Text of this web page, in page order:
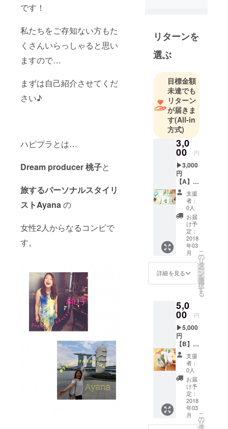
です！
私たちをご存知ない方もた
くさんいらっしゃると思い
ますので…
まずは自己紹介させてくだ
さい♪
ハピプラとは…
Dream producer 桃子と
旅するパーソナルスタイリ
ストAyanaの
女性2人からなるコンビで
す。
リターンを
選ぶ
目標金額
未達でも
リターン
が届きま
す(All-in
方式)
3,0
00 円
▶︎3,000
円
【A】ハ
ピプラ
旅オリ
ジナル
ポスト
カード
（1枚）
＋
ハピプ
ラ旅オ
リジナ
ルス
テッ
カー ハ
旅で私
たちが
撮影し
た写真
と ハピ
プラマ
インド
をポス
トカー
ドに納
めて貴
方へ届
けます
※発送方
法：ス
マート
支援
者：
0人
お届
け予
定：
2018
年03
月
詳細を見る
こ
の
リ
タ
ー
ン
を
選
択
す
る
5,0
00 円
▶︎5,000
円
【B】ハ
ピプラ
旅オリ
ジナル
ポスト
カード
（３
枚） ＋
ハピプ
ラ旅オ
リジナ
支援
者：
0人
お届
け予
定：
2018
年03
月
こ
の
リ